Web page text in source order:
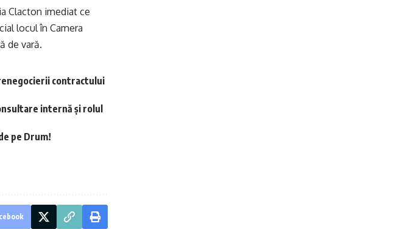
Clacton imediat ce
locul în Camera
de vară.
contractului
internă și rolul
pe Drum!